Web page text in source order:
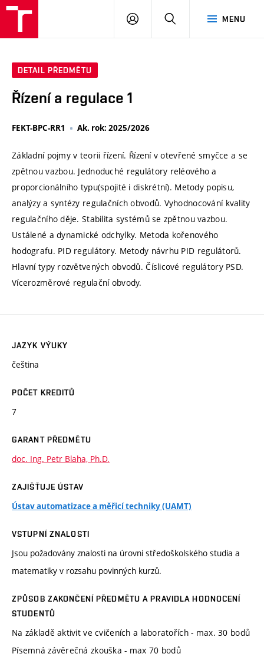
MENU
PŘIHLÁSIT
DETAIL PŘEDMĚTU
Řízení a regulace 1
FEKT-BPC-RR1 Ak. rok: 2025/2026
Základní pojmy v teorii řízení. Řízení v otevřené smyčce a se
zpětnou vazbou. Jednoduché regulátory reléového a
proporcionálního typu(spojité i diskrétní). Metody popisu,
analýzy a syntézy regulačních obvodů. Vyhodnocování kvality
regulačního děje. Stabilita systémů se zpětnou vazbou.
Ustálené a dynamické odchylky. Metoda kořenového
hodografu. PID regulátory. Metody návrhu PID regulátorů.
Hlavní typy rozvětvených obvodů. Číslicové regulátory PSD.
Vícerozměrové regulační obvody.
JAZYK VÝUKY
čeština
POČET KREDITŮ
7
GARANT PŘEDMĚTU
doc. Ing. Petr Blaha, Ph.D.
ZAJIŠŤUJE ÚSTAV
Ústav automatizace a měřicí techniky (UAMT)
VSTUPNÍ ZNALOSTI
Jsou požadovány znalosti na úrovni středoškolského studia a
matematiky v rozsahu povinných kurzů.
ZPŮSOB ZAKONČENÍ PŘEDMĚTU A PRAVIDLA HODNOCENÍ
STUDENTŮ
Na základě aktivit ve cvičeních a laboratořích - max. 30 bodů
Písemná závěrečná zkouška - max 70 bodů